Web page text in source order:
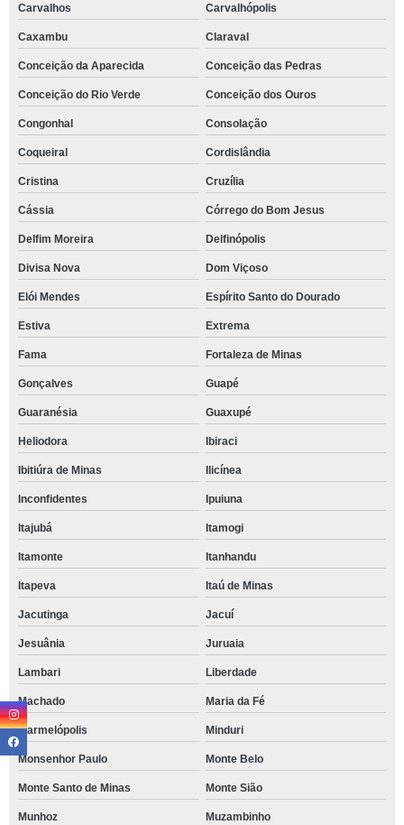
Carvalhos Carvalhópolis
Caxambu Claraval
Conceição da Aparecida Conceição das Pedras
Conceição do Rio Verde Conceição dos Ouros
Congonhal Consolação
Coqueiral Cordislândia
Cristina Cruzília
Cássia Córrego do Bom Jesus
Delfim Moreira Delfinópolis
Divisa Nova Dom Viçoso
Elói Mendes Espírito Santo do Dourado
Estiva Extrema
Fama Fortaleza de Minas
Gonçalves Guapé
Guaranésia Guaxupé
Heliodora Ibiraci
Ibitiúra de Minas Ilicínea
Inconfidentes Ipuiuna
Itajubá Itamogi
Itamonte Itanhandu
Itapeva Itaú de Minas
Jacutinga Jacuí
Jesuânia Juruaia
Lambari Liberdade
Machado Maria da Fé
Marmelópolis Minduri
Monsenhor Paulo Monte Belo
Monte Santo de Minas Monte Sião
Munhoz Muzambinho